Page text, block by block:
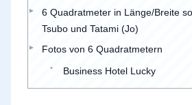
6 Quadratmeter in Länge/Breite
Tsubo und Tatami (Jo)
Fotos von 6 Quadratmetern
Business Hotel Lucky